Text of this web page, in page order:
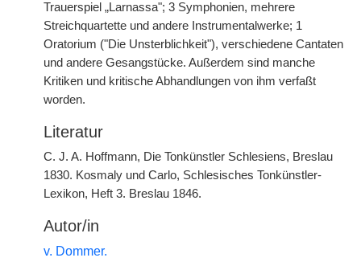
Trauerspiel „Larnassa"; 3 Symphonien, mehrere
Streichquartette und andere Instrumentalwerke; 1
Oratorium ("Die Unsterblichkeit"), verschiedene Cantaten
und andere Gesangstücke. Außerdem sind manche
Kritiken und kritische Abhandlungen von ihm verfaßt
worden.
Literatur
C. J. A. Hoffmann, Die Tonkünstler Schlesiens, Breslau
1830. Kosmaly und Carlo, Schlesisches Tonkünstler-
Lexikon, Heft 3. Breslau 1846.
Autor/in
v. Dommer.